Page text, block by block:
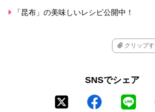
「昆布」の美味しいレシピ公開中！
クリップ
SNSでシェア